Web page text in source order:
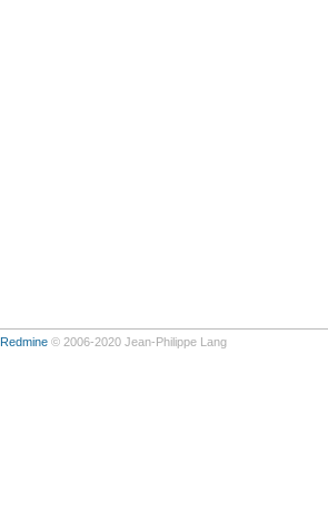
Redmine© 2006-2020 Jean-Philippe Lang